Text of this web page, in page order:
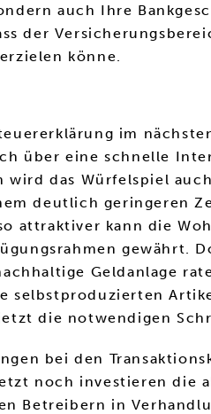
auch Ihre
der
könne.
im
über eine schnelle
das Würfelspiel
deutlich geringeren
attraktiver kann die
gewährt.
Geldanlage
selbstproduzierten
die notwendigen
bei den
noch investieren die
Betreibern in